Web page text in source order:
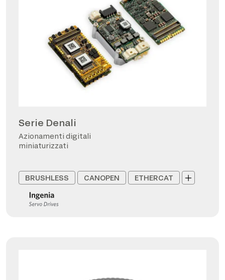
Serie Denali
Azionamenti digitali
miniaturizzati
BRUSHLESS CANOPEN ETHERCAT